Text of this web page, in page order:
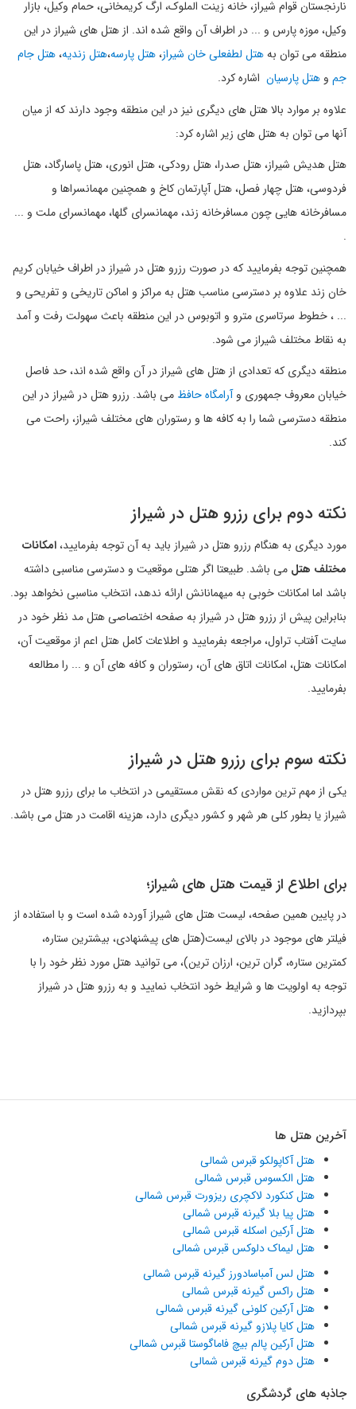
نارنجستان قوام شیراز، خانه زینت الملوک، ارگ کریمخانی، حمام وکیل، بازار
وکیل، موزه پارس و ... در اطراف آن واقع شده اند. از هتل های شیراز در این
منطقه می توان بههتل لطفعلی خان شیراز،هتل پارسه،هتل زندیه،هتل جام
جم و هتل پارسیان اشاره کرد.
علاوه بر موارد بالا هتل های دیگری نیز در این منطقه وجود دارند که از میان
آنها می توان به هتل های زیر اشاره کرد:
هتل هدیش شیراز، هتل صدرا، هتل رودکی، هتل انوری، هتل پاسارگاد، هتل
فردوسی، هتل چهار فصل، هتل آپارتمان کاخ و همچنین مهمانسراها و
مسافرخانه هایی چون مسافرخانه زند، مهمانسرای گلها، مهمانسرای ملت و ...
.
همچنین توجه بفرمایید که در صورت رزرو هتل در شیراز در اطراف خیابان کریم
خان زند علاوه بر دسترسی مناسب هتل به مراکز و اماکن تاریخی و تفریحی و
... ، خطوط سرتاسری مترو و اتوبوس در این منطقه باعث سهولت رفت و آمد
به نقاط مختلف شیراز می شود.
منطقه دیگری که تعدادی از هتل های شیراز در آن واقع شده اند، حد فاصل
خیابان معروف جمهوری وآرامگاه حافظ می باشد. رزرو هتل در شیراز در این
منطقه دسترسی شما را به کافه ها و رستوران های مختلف شیراز، راحت می
کند.
نکته دوم برای رزرو هتل در شیراز
مورد دیگری به هنگام رزرو هتل در شیراز باید به آن توجه بفرمایید،امکانات
مختلف هتل می باشد. طبیعتا اگر هتلی موقعیت و دسترسی مناسبی داشته
باشد اما امکانات خوبی به میهمانانش ارائه ندهد، انتخاب مناسبی نخواهد بود.
بنابراین پیش از رزرو هتل در شیراز به صفحه اختصاصی هتل مد نظر خود در
سایت آفتاب تراول، مراجعه بفرمایید و اطلاعات کامل هتل اعم از موقعیت آن،
امکانات هتل، امکانات اتاق های آن، رستوران و کافه های آن و ... را مطالعه
بفرمایید.
نکته سوم برای رزرو هتل در شیراز
یکی از مهم ترین مواردی که نقش مستقیمی در انتخاب ما برای رزرو هتل در
شیراز یا بطور کلی هر شهر و کشور دیگری دارد، هزینه اقامت در هتل می باشد.
برای اطلاع از قیمت هتل های شیراز؛
در پایین همین صفحه، لیست هتل های شیراز آورده شده است و با استفاده از
فیلتر های موجود در بالای لیست(هتل های پیشنهادی، بیشترین ستاره،
کمترین ستاره، گران ترین، ارزان ترین)، می توانید هتل مورد نظر خود را با
توجه به اولویت ها و شرایط خود انتخاب نمایید و به رزرو هتل در شیراز
بپردازید.
آخرین هتل ها
هتل آکاپولکو قبرس شمالی
هتل الکسوس قبرس شمالی
هتل کنکورد لاکچری ریزورت قبرس شمالی
هتل پیا بلا گیرنه قبرس شمالی
هتل آرکین اسکله قبرس شمالی
هتل لیماک دلوکس قبرس شمالی
هتل لس آمباسادورز گیرنه قبرس شمالی
هتل راکس گیرنه قبرس شمالی
هتل آرکین کلونی گیرنه قبرس شمالی
هتل کایا پلازو گیرنه قبرس شمالی
هتل آرکین پالم بیچ فاماگوستا قبرس شمالی
هتل دوم گیرنه قبرس شمالی
جاذبه های گردشگری